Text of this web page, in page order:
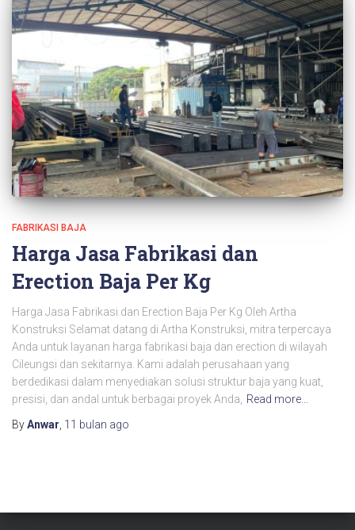
FABRIKASI BAJA
Harga Jasa Fabrikasi dan
Erection Baja Per Kg
Harga Jasa Fabrikasi dan Erection Baja Per Kg Oleh Artha
Konstruksi Selamat datang di Artha Konstruksi, mitra terpercaya
Anda untuk layanan harga fabrikasi baja dan erection di wilayah
Cileungsi dan sekitarnya. Kami adalah perusahaan yang
berdedikasi dalam menyediakan solusi struktur baja yang kuat,
presisi, dan andal untuk berbagai proyek Anda,
Read more…
ByAnwar 11 bulan ago